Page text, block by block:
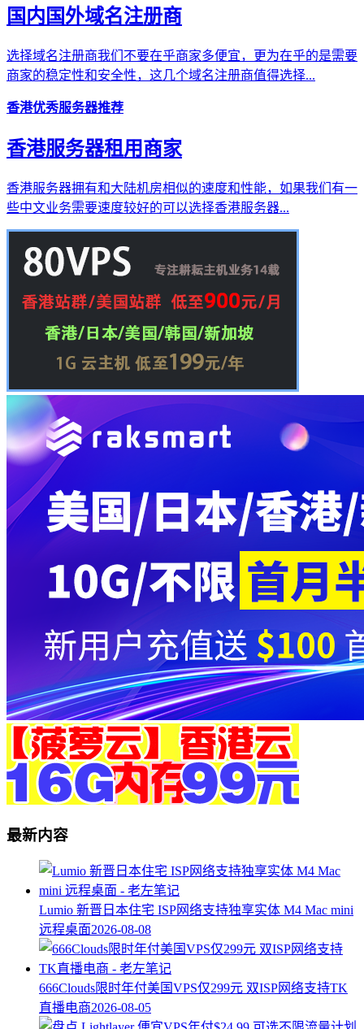
国内国外域名注册商
选择域名注册商我们不要在乎商家多便宜，更为在乎的是需要
商家的稳定性和安全性，这几个域名注册商值得选择...
香港优秀服务器推荐
香港服务器租用商家
香港服务器拥有和大陆机房相似的速度和性能，如果我们有一
些中文业务需要速度较好的可以选择香港服务器...
最新内容
Lumio 新晋日本住宅 ISP网络支持独享实体 M4 Mac mini
远程桌面2026-08-08
666Clouds限时年付美国VPS仅299元 双ISP网络支持TK
直播电商2026-08-05